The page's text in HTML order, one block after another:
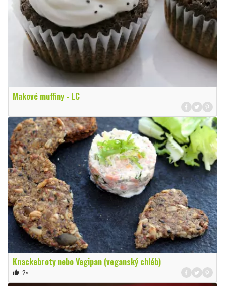
Makové muffiny - LC
Knackebroty nebo Vegipan (veganský chléb)
thumb_up 2×